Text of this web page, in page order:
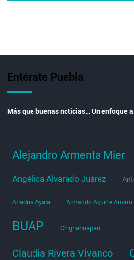
Entérate Puebla
Más que buenas noticias… Un enfoque
Alejandro Armenta Mier
Angélica Alvarado Juárez
Ariadna Ayala Armando Aguirre Amaro
BUAP Chignahuapan
Claudia Rivera Vivanco